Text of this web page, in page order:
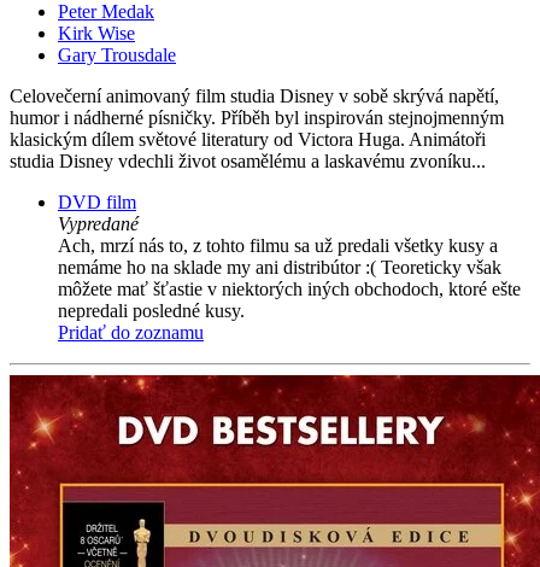
Peter Medak
Kirk Wise
Gary Trousdale
Celovečerní animovaný film studia Disney v sobě skrývá napětí,
humor i nádherné písničky. Příběh byl inspirován stejnojmenným
klasickým dílem světové literatury od Victora Huga. Animátoři
studia Disney vdechli život osamělému a laskavému zvoníku...
DVD film
Vypredané
Ach, mrzí nás to, z tohto filmu sa už predali všetky kusy a
nemáme ho na sklade my ani distribútor :( Teoreticky však
môžete mať šťastie v niektorých iných obchodoch, ktoré ešte
nepredali posledné kusy.
Pridať do zoznamu